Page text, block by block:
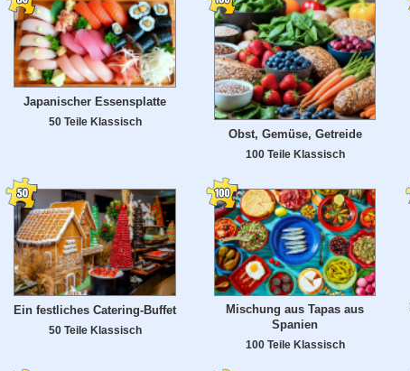
Japanischer Essensplatte
50 Teile Klassisch
Obst, Gemüse, Getreide
100 Teile Klassisch
Ein festliches Catering-Buffet
50 Teile Klassisch
Mischung aus Tapas aus
Spanien
100 Teile Klassisch